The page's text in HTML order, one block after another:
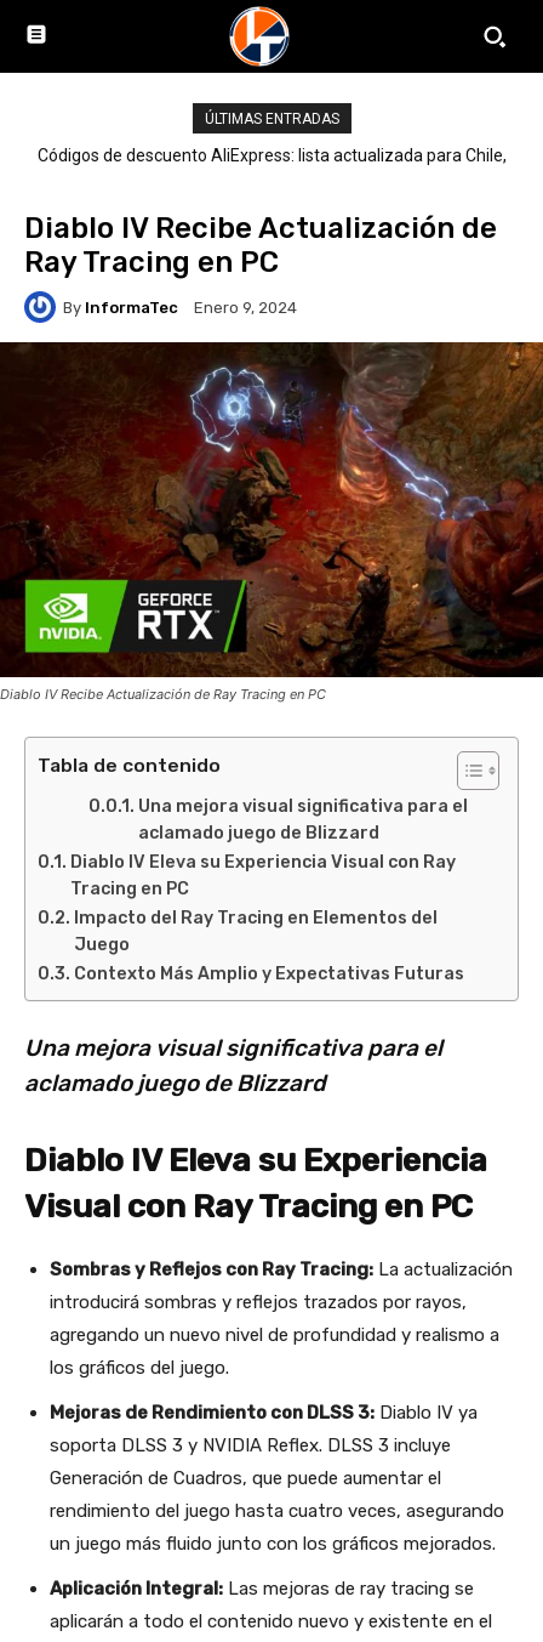
ÚLTIMAS ENTRADAS
Códigos de descuento AliExpress: lista actualizada para Chile,
Diablo IV Recibe Actualización de
Ray Tracing en PC
By InformaTec Enero 9, 2024
Diablo IV Recibe Actualización de Ray Tracing en PC
Tabla de contenido
Una mejora visual significativa para el
aclamado juego de Blizzard
Diablo IV Eleva su Experiencia Visual con Ray
Tracing en PC
Impacto del Ray Tracing en Elementos del
Juego
Contexto Más Amplio y Expectativas Futuras
Una mejora visual significativa para el
aclamado juego de Blizzard
Diablo IV Eleva su Experiencia
Visual con Ray Tracing en PC
Sombras y Reflejos con Ray Tracing: La actualización
introducirá sombras y reflejos trazados por rayos,
agregando un nuevo nivel de profundidad y realismo a
los gráficos del juego​​.
Mejoras de Rendimiento con DLSS 3: Diablo IV ya
soporta DLSS 3 y NVIDIA Reflex. DLSS 3 incluye
Generación de Cuadros, que puede aumentar el
rendimiento del juego hasta cuatro veces, asegurando
un juego más fluido junto con los gráficos mejorados​​.
Aplicación Integral: Las mejoras de ray tracing se
aplicarán a todo el contenido nuevo y existente en el